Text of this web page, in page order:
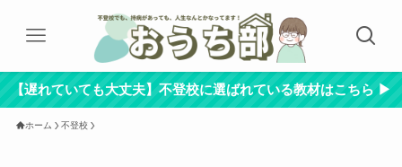
【遅れていても大丈夫】不登校に選ばれている教材はこちら ▶︎
ホーム 不登校